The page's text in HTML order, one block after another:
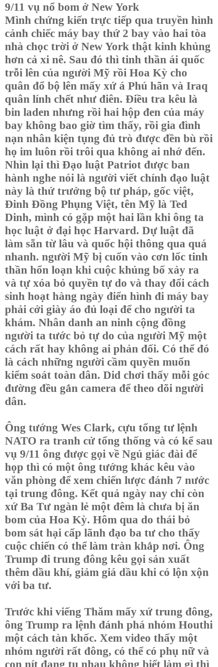
9/11 vụ nổ bom ở New York
Mình chứng kiến trực tiếp qua truyền hình
cảnh chiếc máy bay thứ 2 bay vào hai tòa
nhà chọc trời ở New York thật kinh khủng
hơn cả xi nê. Sau đó thì tinh thần ái quốc
trỗi lên của người Mỹ rồi Hoa Kỳ cho
quân đổ bộ lên mấy xứ á Phú hãn và Iraq
quân lính chết như điên. Điều tra kêu là
bin laden nhưng rồi hai hộp đen của máy
bay không bao giờ tìm thấy, rồi gia đình
nạn nhân kiện tụng đủ trò được đền bù rồi
họ im luôn rồi trôi qua không ai nhớ đến.
Nhìn lại thì Đạo luật Patriot được ban
hành nghe nói là người viết chính đạo luật
này là thứ trưởng bộ tư pháp, gốc việt,
Đinh Đồng Phụng Việt, tên Mỹ là Ted
Dinh, mình có gặp một hai lần khi ông ta
học luật ở đại học Harvard. Dự luật đã
làm sẵn từ lâu và quốc hội thông qua quá
nhanh. người Mỹ bị cuốn vào cơn lốc tinh
thần hổn loạn khi cuộc khủng bố xảy ra
và tự xóa bỏ quyền tự do và thay đổi cách
sinh hoạt hàng ngày điển hình đi máy bay
phải cởi giày áo đủ loại để cho người ta
khám. Nhân danh an ninh cộng đồng
người ta tước bỏ tự do của người Mỹ một
cách rất hay không ai phản đối. Có thể đó
là cách những người cầm quyền muốn
kiểm soát toàn dân. Did chơi thấy mỗi góc
đường đều gắn camera để theo dõi người
dân.
Ông tướng Wes Clark, cựu tổng tư lệnh
NATO ra tranh cử tổng thống và có kể sau
vụ 9/11 ông được gọi về Ngủ giác đài để
họp thì có một ông tướng khác kêu vào
văn phòng để xem chiến lược đánh 7 nước
tại trung đông. Kết quả ngày nay chỉ còn
xứ Ba Tư ngàn lẻ một đêm là chưa bị ăn
bom của Hoa Kỳ. Hôm qua do thái bỏ
bom sát hại cấp lãnh đạo ba tư cho thấy
cuộc chiến có thể làm tràn khắp nơi. Ông
Trump đi trung đông kêu gọi sản xuất
thêm dầu khí, giảm giá dầu khi có lộn xộn
với ba tư.
Trước khi viếng Thăm mấy xứ trung đông,
ông Trump ra lệnh đánh phá nhóm Houthi
một cách tàn khốc. Xem video thấy một
nhóm người rất đông, có thể có phụ nữ và
con nít đang tụ nhau không biết làm gì thì